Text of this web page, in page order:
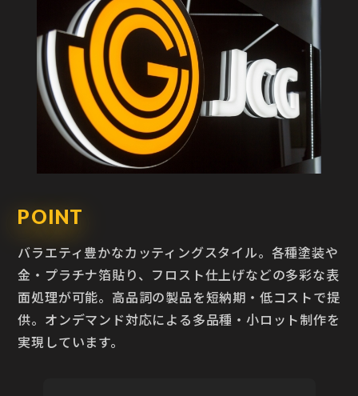
POINT
バラエティ豊かなカッティングスタイル。各種塗装や
金・プラチナ箔貼り、フロスト仕上げなどの多彩な表
面処理が可能。高品詞の製品を短納期・低コストで提
供。オンデマンド対応による多品種・小ロット制作を
実現しています。